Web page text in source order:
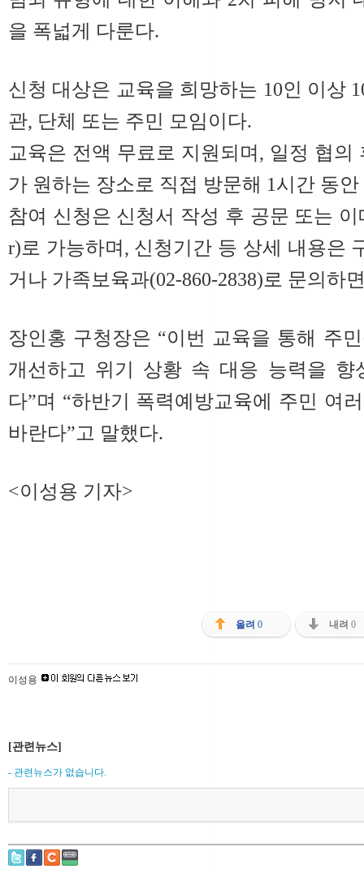
을 폭넓게 다룬다.
신청 대상은 교육을 희망하는 10인 이상
관, 단체 또는 주민 모임이다.
교육은 전액 무료로 지원되며, 일정 협
가 원하는 장소로 직접 방문해 1시간 동
참여 신청은 신청서 작성 후 공문 또는 이
r)로 가능하며, 신청기간 등 상세 내용은
거나 가족보육과(02-860-2838)로 문의하
장인홍 구청장은 “이번 교육을 통해 주
개선하고 위기 상황 속 대응 능력을 향
다”며 “하반기 폭력예방교육에 주민 여
바란다”고 말했다.
<이성용 기자>
올려 0 내려 0
이성용
[관련뉴스]
- 관련뉴스가 없습니다.